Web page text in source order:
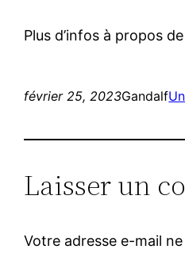
Plus d’infos à propos de
février 25, 2023Gandalf
Laisser un
Votre adresse e-mail